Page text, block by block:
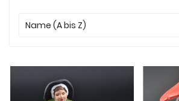
Name (A bis Z)